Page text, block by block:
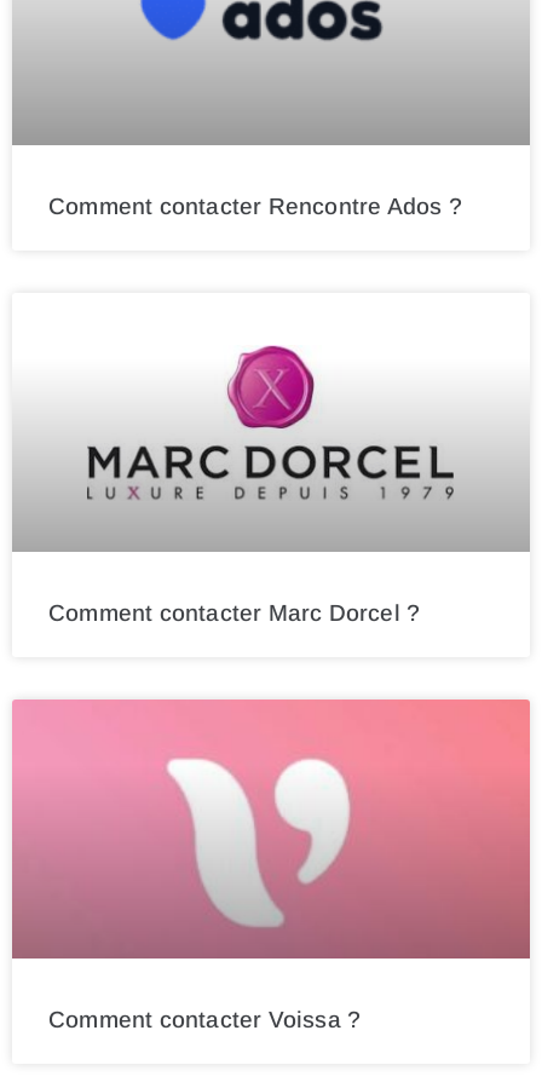
Comment contacter Rencontre Ados ?
Comment contacter Marc Dorcel ?
Comment contacter Voissa ?